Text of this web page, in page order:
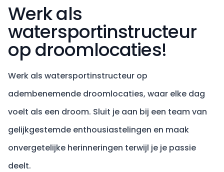
Werk als
watersportinstructeur
op droomlocaties!
Werk als watersportinstructeur op
adembenemende droomlocaties, waar elke dag
voelt als een droom. Sluit je aan bij een team van
gelijkgestemde enthousiastelingen en maak
onvergetelijke herinneringen terwijl je je passie
deelt.